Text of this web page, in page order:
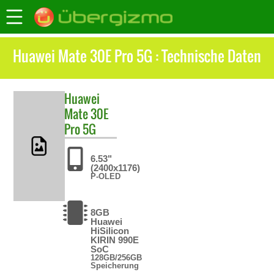
Huawei Mate 30E Pro 5G : Technische Daten
Huawei
Mate 30E
Pro 5G
6.53"
(2400x1176)
P-OLED
8GB
Huawei
HiSilicon
KIRIN 990E
SoC
128GB/256GB
Speicherung